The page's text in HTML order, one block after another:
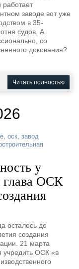
работает
заводе вот уже
в 35-
судов. А
со
докования?
Читать полностью
, оск, завод
у
глава ОСК
осталось до
создания
21 марта
учредить ОСК «в